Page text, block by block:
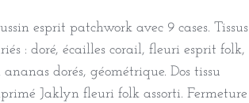
esprit patchwork avec 9 cases. Tissus
: doré, écailles corail, fleuri esprit folk,
dorés, géométrique. Dos tissu
Jaklyn fleuri folk assorti. Fermeture